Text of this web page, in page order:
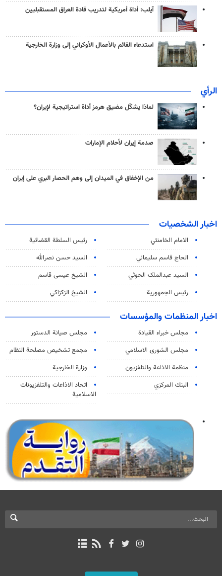
آيلب: أداة أمريكية لتدريب قادة العراق المستقبليين
استدعاء القائم بالأعمال الأوكراني إلى وزارة الخارجية
الرأي
لماذا يشكّل مضيق هرمز أداة استراتيجية لإيران؟
صدمة إيران لأحلام الإمارات
من الإخفاق في الميدان إلى وهم الحصار البري على إيران
اخبار الشخصيات
الامام الخامنئي
رئیس السلطة القضائیة
الحاج قاسم سليماني
السيد حسن نصرالله
السید عبدالملک الحوثي
الشيخ عيسى قاسم
رئيس الجمهورية
الشيخ الزكزاكي
اخبار المنظمات والمؤسسات
مجلس خبراء القيادة
مجلس صيانة الدستور
مجلس الشورى الاسلامي
مجمع تشخيص مصلحة النظام
منظمة الاذاعة والتلفزیون
وزارة الخارجية
البنك المركزي
اتحاد الاذاعات والتلفزيونات
الاسلامية